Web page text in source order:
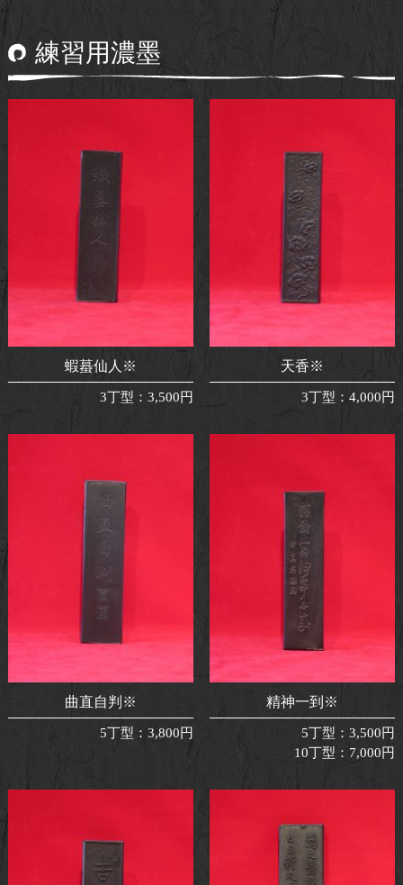
練習用濃墨
蝦蟇仙人※
3丁型 ：3,500円
天香※
3丁型 ：4,000円
曲直自判※
5丁型 ：3,800円
精神一到※
5丁型 ：3,500円
10丁型 ： 7,000円